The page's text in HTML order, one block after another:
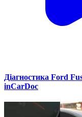
Діагностика Ford
inCarDoc